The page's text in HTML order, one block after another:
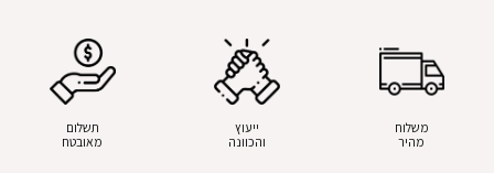
משלוח
מהיר
ייעוץ
והכוונה
תשלום
מאובטח